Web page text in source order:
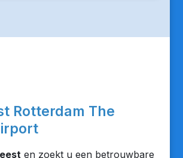
Rotterdam The
en zoekt u een betrouwbare